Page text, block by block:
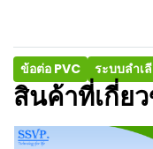
ข้อต่อ PVC ระบบลำเ
สินค้าที่เกี่ย